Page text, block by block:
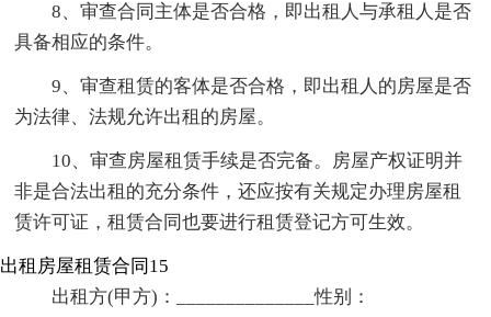
8、审查合同主体是否合格，即出租人与承租人是否
具备相应的条件。
9、审查租赁的客体是否合格，即出租人的房屋是否
为法律、法规允许出租的房屋。
10、审查房屋租赁手续是否完备。房屋产权证明并
非是合法出租的充分条件，还应按有关规定办理房屋租
赁许可证，租赁合同也要进行租赁登记方可生效。
出租房屋租赁合同15
出租方(甲方)：______________性别：